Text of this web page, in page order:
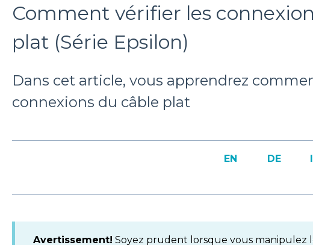
Comment vérifier les
plat (Série Epsilon)
Dans cet article, vous apprendrez
connexions du câble plat
EN DE
Avertissement! Soyez prudent lorsque vous manipulez